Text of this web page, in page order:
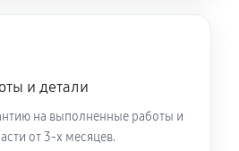
30 минут
и детали
на выполненные работы и
от 3-х месяцев.